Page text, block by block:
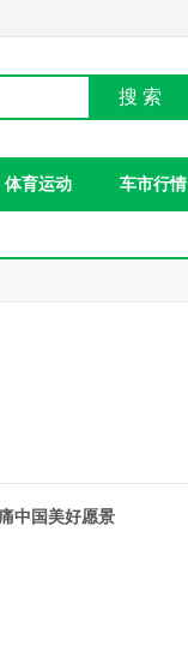
搜 索
体育运动 车市行情
2026年7月29日 18:02:55
中国美好愿景